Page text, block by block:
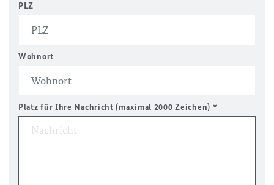
PLZ
Wohnort
Platz für Ihre Nachricht (maximal 2000 Zeichen) *